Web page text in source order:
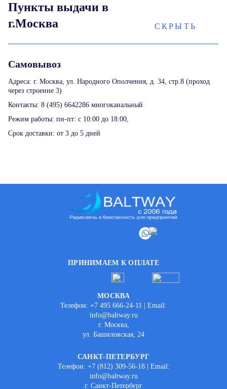
Пункты выдачи в
г.Москва
СКРЫТЬ
Самовывоз
Адреса: г. Москва, ул. Народного Ополчения, д. 34, стр.8 (проход
через строение 3)
Контакты: 8 (495) 6642286 многоканальный
Режим работы: пн-пт: с 10:00 до 18:00,
Срок доставки: от 3 до 5 дней
ПРИНИМАЕМ К ОПЛАТЕ
МОСКВА
Телефон: +7 495 666-24-11 | Email:
info@baltway.ru
г. Москва,
ул. Башиловская, 24
САНКТ-ПЕТЕРБУРГ
Телефон: +7 (812) 309-56-18 | Email:
info@baltway.ru
г. Санкт-Петербург